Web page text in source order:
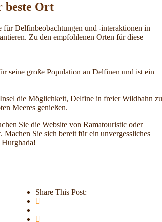
beste Ort
für Delfinbeobachtungen und -interaktionen in
Zu den empfohlenen Orten für diese
seine große Population an Delfinen und ist ein
die Möglichkeit, Delfine in freier Wildbahn zu
Meeres genießen.
Sie die Website von Ramatouristic oder
Sie sich bereit für ein unvergessliches
Share This Post: